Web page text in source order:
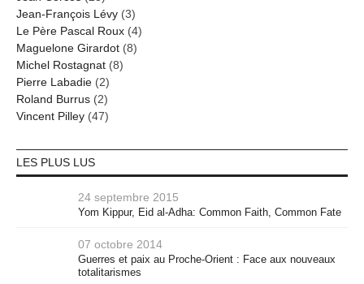
Jean-François Lévy (3)
Le Père Pascal Roux (4)
Maguelone Girardot (8)
Michel Rostagnat (8)
Pierre Labadie (2)
Roland Burrus (2)
Vincent Pilley (47)
LES PLUS LUS
24 septembre 2015
Yom Kippur, Eid al-Adha: Common Faith, Common Fate
07 octobre 2014
Guerres et paix au Proche-Orient : Face aux nouveaux
totalitarismes